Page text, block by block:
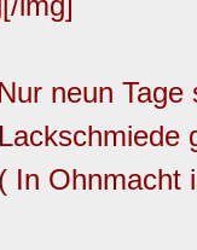
neun
In Ohnmacht